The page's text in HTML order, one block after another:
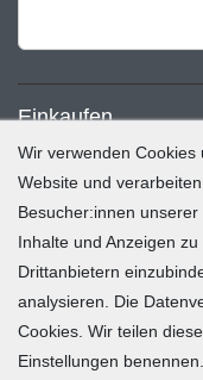
Einkaufen
Zahlung und Versand
Widerrufsrecht
Warenkorb
Zur Kasse
Mein Konto
Wir verwenden
Website und
Besucher:innen
Inhalte und Anzeigen
Drittanbietern
analysieren. Die
Cookies. Wir teilen
Einstellungen benennen.